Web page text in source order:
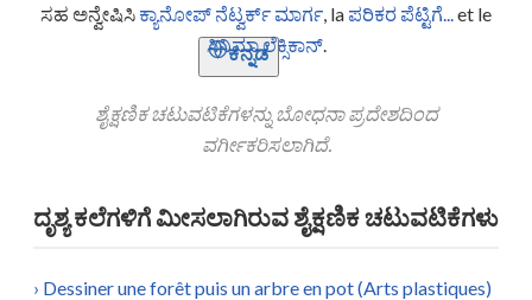
ಕನ್ನಡ
ಸಹ ಅನ್ವೇಷಿಸಿ ಕ್ಯಾನೋಪ್ ನೆಟ್ವರ್ಕ್ ಮಾರ್ಗ, la ಪರಿಕರ ಪೆಟ್ಟಿಗೆ...et le
ಸಿನಿಮಾ ಲೆಕ್ಸಿಕಾನ್.
ಶೈಕ್ಷಣಿಕ ಚಟುವಟಿಕೆಗಳನ್ನು ಬೋಧನಾ ಪ್ರದೇಶದಿಂದ
ವರ್ಗೀಕರಿಸಲಾಗಿದೆ.
ದೃಶ್ಯ ಕಲೆಗಳಿಗೆ ಮೀಸಲಾಗಿರುವ ಶೈಕ್ಷಣಿಕ ಚಟುವಟಿಕೆಗಳು
› Dessiner une forêt puis un arbre en pot (Arts plastiques)